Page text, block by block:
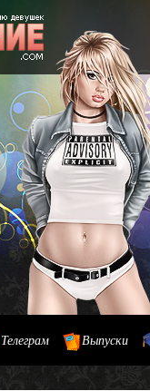
Телеграм Выпуски